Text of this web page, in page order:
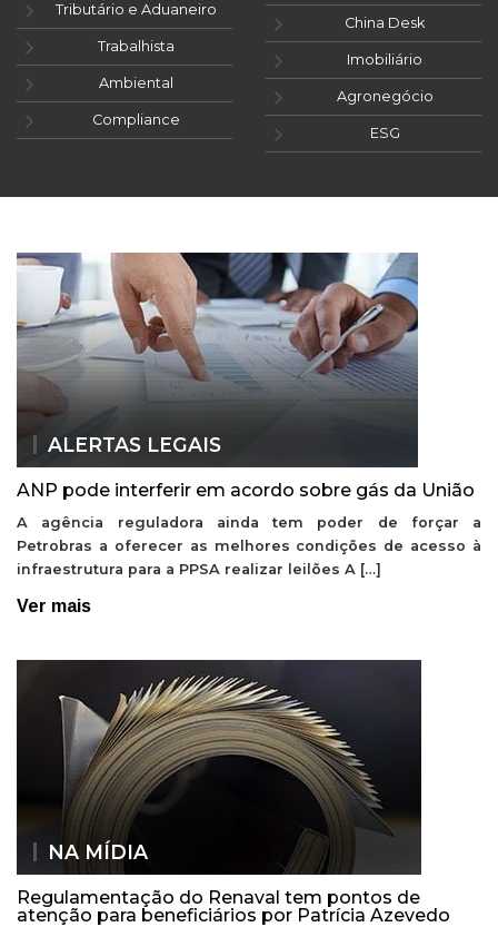
Tributário e Aduaneiro
Trabalhista
Ambiental
Compliance
China Desk
Imobiliário
Agronegócio
ESG
ALERTAS LEGAIS
ANP pode interferir em acordo sobre gás da União
A agência reguladora ainda tem poder de forçar a
Petrobras a oferecer as melhores condições de acesso à
infraestrutura para a PPSA realizar leilões A […]
Ver mais
NA MÍDIA
Regulamentação do Renaval tem pontos de
atenção para beneficiários por Patrícia Azevedo